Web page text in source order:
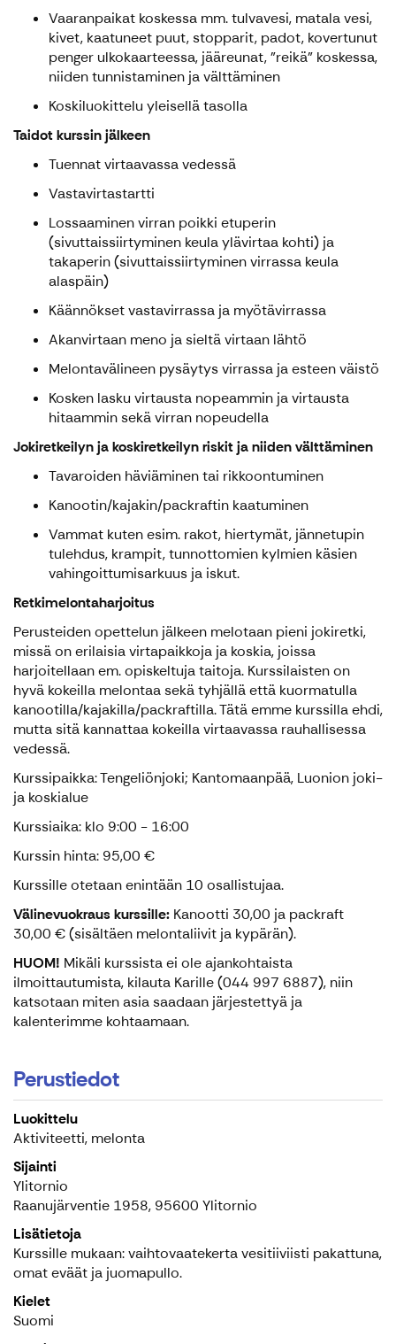
Vaaranpaikat koskessa mm. tulvavesi, matala vesi,
kivet, kaatuneet puut, stopparit, padot, kovertunut
penger ulkokaarteessa, jääreunat, "reikä" koskessa,
niiden tunnistaminen ja välttäminen
Koskiluokittelu yleisellä tasolla
Taidot kurssin jälkeen
Tuennat virtaavassa vedessä
Vastavirtastartti
Lossaaminen virran poikki etuperin
(sivuttaissiirtyminen keula ylävirtaa kohti) ja
takaperin (sivuttaissiirtyminen virrassa keula
alaspäin)
Käännökset vastavirrassa ja myötävirrassa
Akanvirtaan meno ja sieltä virtaan lähtö
Melontavälineen pysäytys virrassa ja esteen väistö
Kosken lasku virtausta nopeammin ja virtausta
hitaammin sekä virran nopeudella
Jokiretkeilyn ja koskiretkeilyn riskit ja niiden välttäminen
Tavaroiden häviäminen tai rikkoontuminen
Kanootin/kajakin/packraftin kaatuminen
Vammat kuten esim. rakot, hiertymät, jännetupin
tulehdus, krampit, tunnottomien kylmien käsien
vahingoittumisarkuus ja iskut.
Retkimelontaharjoitus
Perusteiden opettelun jälkeen melotaan pieni jokiretki,
missä on erilaisia virtapaikkoja ja koskia, joissa
harjoitellaan em. opiskeltuja taitoja. Kurssilaisten on
hyvä kokeilla melontaa sekä tyhjällä että kuormatulla
kanootilla/kajakilla/packraftilla. Tätä emme kurssilla ehdi,
mutta sitä kannattaa kokeilla virtaavassa rauhallisessa
vedessä.
Kurssipaikka: Tengeliönjoki; Kantomaanpää, Luonion joki-
ja koskialue
Kurssiaika: klo 9:00 - 16:00
Kurssin hinta: 95,00 €
Kurssille otetaan enintään 10 osallistujaa.
Välinevuokraus kurssille: Kanootti 30,00 ja packraft
30,00 € (sisältäen melontaliivit ja kypärän).
HUOM! Mikäli kurssista ei ole ajankohtaista
ilmoittautumista, kilauta Karille (044 997 6887), niin
katsotaan miten asia saadaan järjestettyä ja
kalenterimme kohtaamaan.
Perustiedot
Luokittelu
Aktiviteetti, melonta
Sijainti
Ylitornio
Raanujärventie 1958, 95600 Ylitornio
Lisätietoja
Kurssille mukaan: vaihtovaatekerta vesitiiviisti pakattuna,
omat eväät ja juomapullo.
Kielet
Suomi